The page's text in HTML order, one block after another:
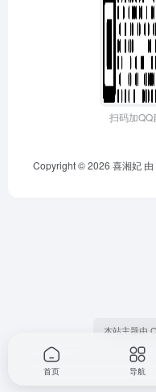
扫码加QQ
Copyright © 2026 喜湘妃 由
首页 导航
本站主题由